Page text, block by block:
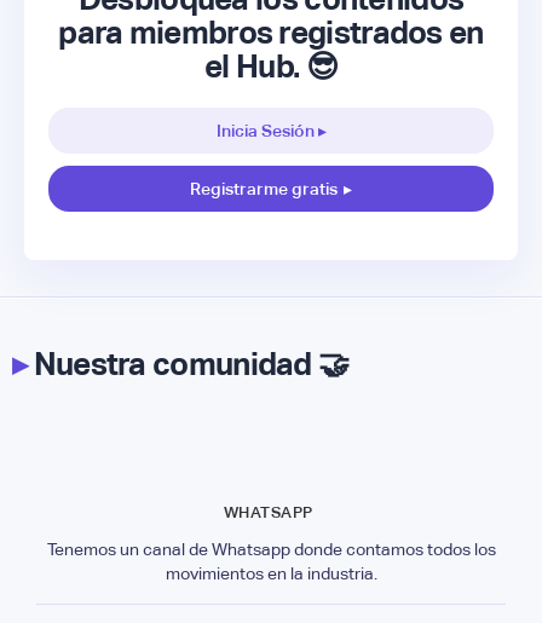
para miembros registrados en
el Hub. 😎
Inicia Sesión ▸
Registrarme gratis ▸
▸Nuestra comunidad 🤝
WHATSAPP
Tenemos un canal de Whatsapp donde contamos todos los
movimientos en la industria.